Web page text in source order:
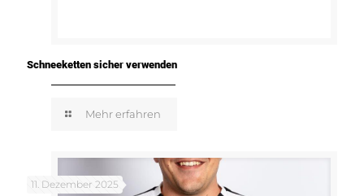
Schneeketten sicher verwenden
Mehr erfahren
11. Dezember 2025